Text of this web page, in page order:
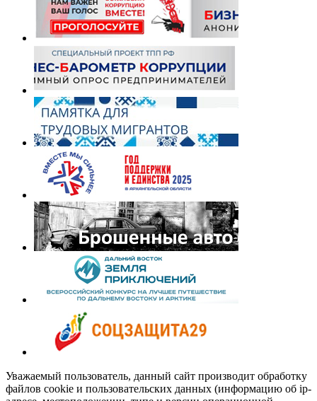
Уважаемый пользователь, данный сайт производит обработку
файлов cookie и пользовательских данных (информацию об ip-